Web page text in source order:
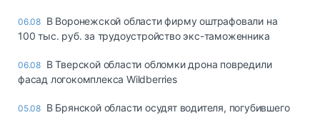
06.08 В Воронежской области фирму оштрафовали на
100 тыс. руб. за трудоустройство экс-таможенника
06.08 В Тверской области обломки дрона повредили
фасад логокомплекса Wildberries
05.08 В Брянской области осудят водителя, погубившего